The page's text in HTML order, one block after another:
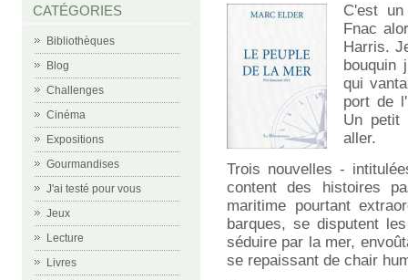
CATÉGORIES
Bibliothèques
Blog
Challenges
Cinéma
Expositions
Gourmandises
J'ai testé pour vous
Jeux
Lecture
Livres
C'est
Fnac
Harris.
bouquin
qui
port de
Un petit
aller.
Trois nouvelles -
content des histoires
maritime pourtant
barques, se disputent
séduire par la mer,
se repaissant de chair